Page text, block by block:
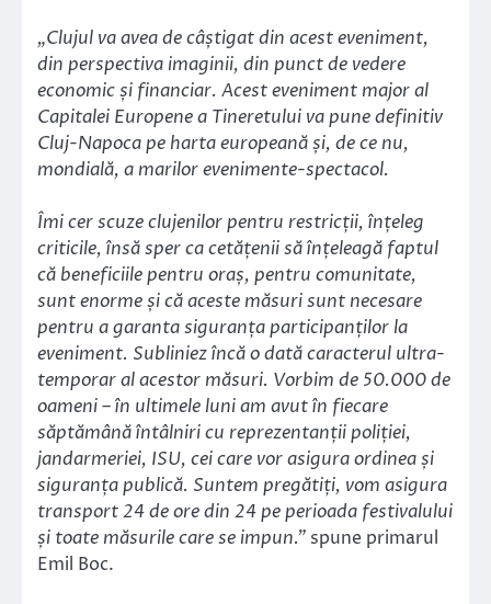
„Clujul va avea de câștigat din acest eveniment,
din perspectiva imaginii, din punct de vedere
economic și financiar. Acest eveniment major al
Capitalei Europene a Tineretului va pune definitiv
Cluj-Napoca pe harta europeană și, de ce nu,
mondială, a marilor evenimente-spectacol.
Îmi cer scuze clujenilor pentru restricții, înțeleg
criticile, însă sper ca cetățenii să înțeleagă faptul
că beneficiile pentru oraș, pentru comunitate,
sunt enorme și că aceste măsuri sunt necesare
pentru a garanta siguranța participanților la
eveniment. Subliniez încă o dată caracterul ultra-
temporar al acestor măsuri. Vorbim de 50.000 de
oameni – în ultimele luni am avut în fiecare
săptămână întâlniri cu reprezentanții poliției,
jandarmeriei, ISU, cei care vor asigura ordinea și
siguranța publică. Suntem pregătiți, vom asigura
transport 24 de ore din 24 pe perioada festivalului
și toate măsurile care se impun.” spune primarul
Emil Boc.